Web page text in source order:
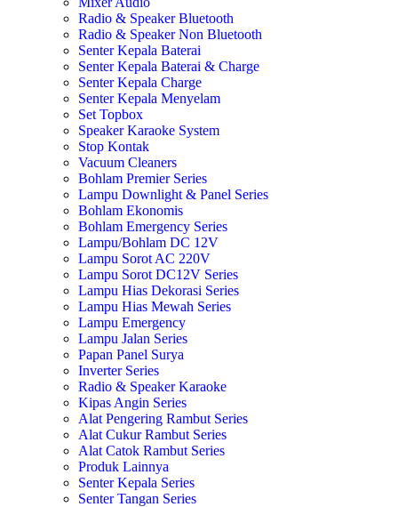
Radio & Speaker Bluetooth
Radio & Speaker Non Bluetooth
Senter Kepala Baterai
Senter Kepala Baterai & Charge
Senter Kepala Charge
Senter Kepala Menyelam
Set Topbox
Speaker Karaoke System
Stop Kontak
Vacuum Cleaners
Bohlam Premier Series
Lampu Downlight & Panel Series
Bohlam Ekonomis
Bohlam Emergency Series
Lampu/Bohlam DC 12V
Lampu Sorot AC 220V
Lampu Sorot DC12V Series
Lampu Hias Dekorasi Series
Lampu Hias Mewah Series
Lampu Emergency
Lampu Jalan Series
Papan Panel Surya
Inverter Series
Radio & Speaker Karaoke
Kipas Angin Series
Alat Pengering Rambut Series
Alat Cukur Rambut Series
Alat Catok Rambut Series
Produk Lainnya
Senter Kepala Series
Senter Tangan Series